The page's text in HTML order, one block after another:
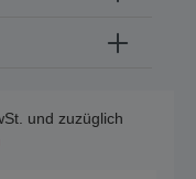
und zuzüglich